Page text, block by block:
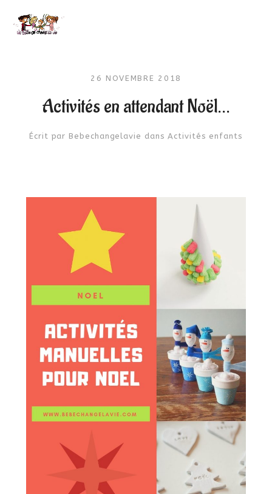
26 NOVEMBRE 2018
Activités en attendant Noël…
Écrit par Bebechangelavie dansActivités enfants